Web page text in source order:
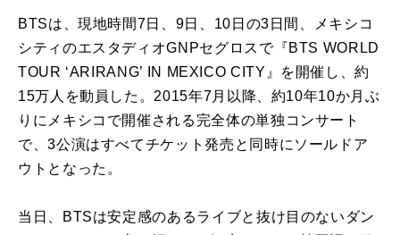
BTSは、現地時間7日、9日、10日の3日間、メキシコ
シティのエスタディオGNPセグロスで『BTS WORLD
TOUR ‘ARIRANG’ IN MEXICO CITY』を開催し、約
15万人を動員した。2015年7月以降、約10年10か月ぶ
りにメキシコで開催される完全体の単独コンサート
で、3公演はすべてチケット発売と同時にソールドア
ウトとなった。
当日、BTSは安定感のあるライブと抜け目のないダン